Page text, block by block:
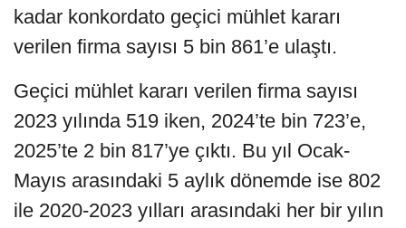
kadar konkordato geçici mühlet kararı
verilen firma sayısı 5 bin 861’e ulaştı.
Geçici mühlet kararı verilen firma sayısı
2023 yılında 519 iken, 2024’te bin 723’e,
2025’te 2 bin 817’ye çıktı. Bu yıl Ocak-
Mayıs arasındaki 5 aylık dönemde ise 802
ile 2020-2023 yılları arasındaki her bir yılın